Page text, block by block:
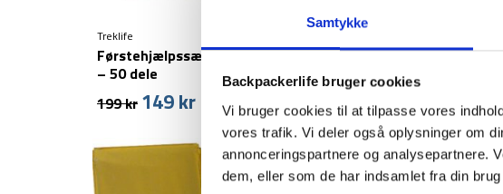
Samtykke
Backpackerlife bruger cookies
Vi bruger cookies til at tilpasse vores
vores trafik. Vi deler også oplysninger om
annonceringspartnere og analysepartnere.
dem, eller som de har indsamlet fra din
Treklife
Førstehjælpssæt – Vandtæt
– 50 dele
199kr Den
pris
149krDen
aktuelle
pris
er:
149 kr.
Lifesystems
Førstehjælpssæt – Vandtæt
first aid kit
399 kr